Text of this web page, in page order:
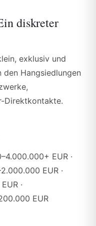
diskreter
exklusiv und
Hangsiedlungen
Direktkontakte.
EUR ·
EUR ·
·
EUR